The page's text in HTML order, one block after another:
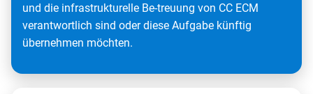
und die infrastrukturelle Be-treuung von CC ECM
verantwortlich sind oder diese Aufgabe künftig
übernehmen möchten.